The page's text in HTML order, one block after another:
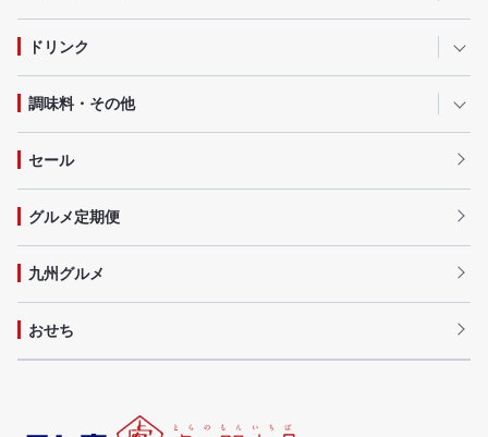
ドリンク
調味料・その他
セール
グルメ定期便
九州グルメ
おせち